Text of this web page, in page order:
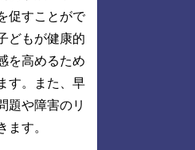
促すことがで
どもが健康的
を高めるため
す。また、早
題や障害のリ
ます。